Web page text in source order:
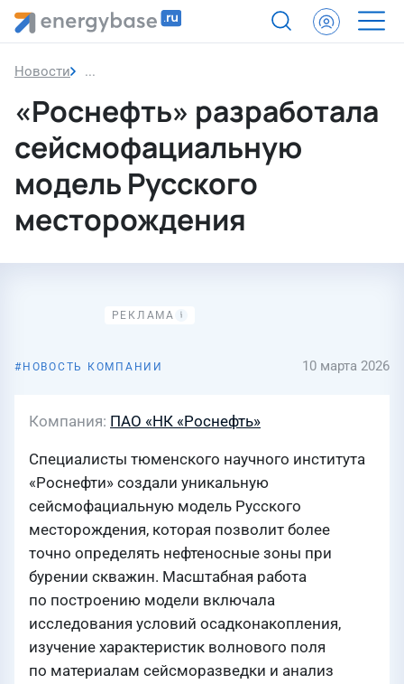
Новости «Роснефть» разработала сейсмофациальную
«Роснефть» разработала
сейсмофациальную
модель Русского
месторождения
НОВОСТЬ КОМПАНИИ 10 марта 2026
Компания ПАО «НК «Роснефть»
Специалисты тюменского научного института
«Роснефти» создали уникальную
сейсмофациальную модель Русского
месторождения, которая позволит более
точно определять нефтеносные зоны при
бурении скважин. Масштабная работа
по построению модели включала
исследования условий осадконакопления,
изучение характеристик волнового поля
по материалам сейсморазведки и анализ